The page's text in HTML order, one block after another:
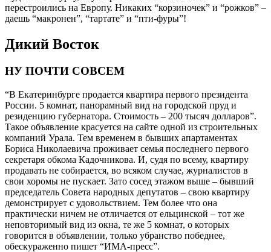
перестроились на Европу. Никаких “корзиночек” и “рожков” –
даешь “макронен”, “тартате” и “пти-фуры”!
Дикий Восток
НУ ПОЧТИ СОВСЕМ
“В Екатеринбурге продается квартира первого президента
России. 5 комнат, панорамный вид на городской пруд и
резиденцию губернатора. Стоимость – 200 тысяч долларов”.
Такое объявление красуется на сайте одной из строительных
компаний Урала. Тем временем в бывших апартаментах
Бориса Николаевича проживает семья последнего первого
секретаря обкома Кадочникова. И, судя по всему, квартиру
продавать не собирается, во всяком случае, журналистов в
свои хоромы не пускает. Зато сосед этажом выше – бывший
председатель Совета народных депутатов – свою квартиру
демонстрирует с удовольствием. Тем более что она
практически ничем не отличается от ельцинской – тот же
неповторимый вид из окна, те же 5 комнат, о которых
говорится в объявлении, только убранство победнее,
обескураженно пишет “ИМА-пресс”.